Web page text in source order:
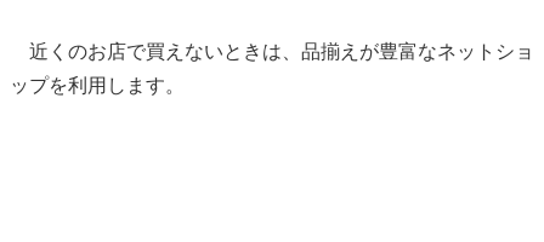
近くのお店で買えないときは、品揃えが豊富なネットショ
ップを利用します。